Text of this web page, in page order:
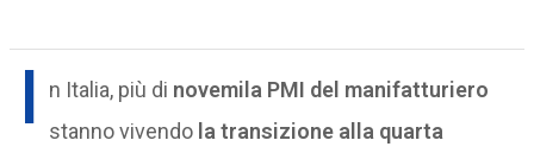
I n Italia, più di novemila PMI del manifatturiero
stanno vivendo la transizione alla quarta